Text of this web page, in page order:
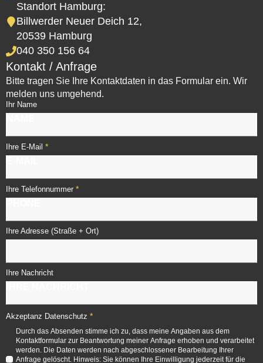
Standort Hamburg:
Billwerder Neuer Deich 12,
20539 Hamburg
040 350 156 64
Kontakt / Anfrage
Bitte tragen Sie Ihre Kontaktdaten in das Formular ein. Wir
melden uns umgehend.
Ihr Name
Ihre E-Mail *
Ihre Telefonnummer *
Ihre Adresse (Straße + Ort)
Ihre Nachricht
Akzeptanz Datenschutz *
Durch das Absenden stimme ich zu, dass meine Angaben aus dem
Kontaktformular zur Beantwortung meiner Anfrage erhoben und verarbeitet
werden. Die Daten werden nach abgeschlossener Bearbeitung Ihrer
Anfrage gelöscht. Hinweis: Sie können Ihre Einwilligung jederzeit für die